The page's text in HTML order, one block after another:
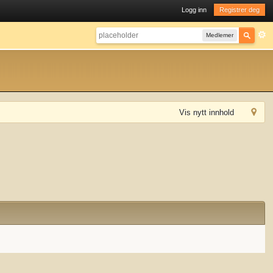
Logg inn Registrer deg
Medlemer
Vis nytt innhold